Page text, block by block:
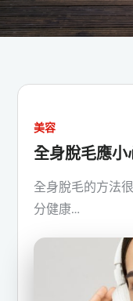
美容
全身脫毛應小
全身脫毛的方法
分健康…